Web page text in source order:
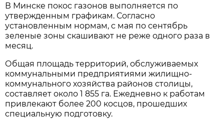
В Минске покос газонов выполняется по
утвержденным графикам. Согласно
установленным нормам, с мая по сентябрь
зеленые зоны скашивают не реже одного раза в
месяц.
Общая площадь территорий, обслуживаемых
коммунальными предприятиями жилищно-
коммунального хозяйства районов столицы,
составляет около 1 855 га. Ежедневно к работам
привлекают более 200 косцов, прошедших
специальную подготовку.